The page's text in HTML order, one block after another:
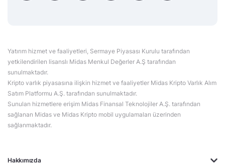
Hakkımızda
Yatırım hizmet ve faaliyetleri, Sermaye Piyasası Kurulu tarafından
yetkilendirilen lisanslı Midas Menkul Değerler A.Ş tarafından
sunulmaktadır.
Kripto varlık piyasasına ilişkin hizmet ve faaliyetler Midas Kripto Varlık Alım
Satım Platformu A.Ş. tarafından sunulmaktadır.
Sunulan hizmetlere erişim Midas Finansal Teknolojiler A.Ş. tarafından
sağlanan Midas ve Midas Kripto mobil uygulamaları üzerinden
sağlanmaktadır.